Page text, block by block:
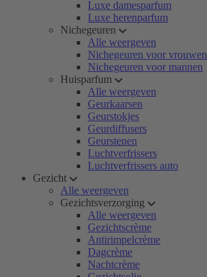
Luxe damesparfum
Luxe herenparfum
Nichegeuren
Alle weergeven
Nichegeuren voor vrouwen
Nichegeuren voor mannen
Huisparfum
Alle weergeven
Geurkaarsen
Geurstokjes
Geurdiffusers
Geurstenen
Luchtverfrissers
Luchtverfrissers auto
Gezicht
Alle weergeven
Gezichtsverzorging
Alle weergeven
Gezichtscrème
Antirimpelcrème
Dagcrème
Nachtcrème